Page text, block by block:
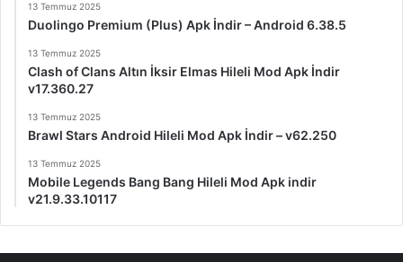
13 Temmuz 2025
Duolingo Premium (Plus) Apk İndir – Android 6.38.5
13 Temmuz 2025
Clash of Clans Altın İksir Elmas Hileli Mod Apk İndir
v17.360.27
13 Temmuz 2025
Brawl Stars Android Hileli Mod Apk İndir – v62.250
13 Temmuz 2025
Mobile Legends Bang Bang Hileli Mod Apk indir
v21.9.33.10117